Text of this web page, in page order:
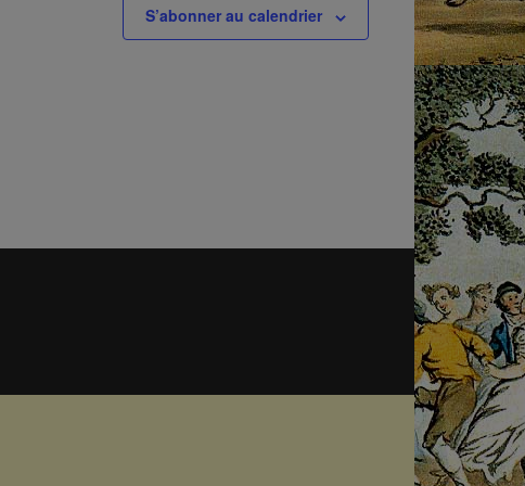
S’abonner au calendrier